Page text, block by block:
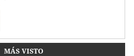
MÁS VISTO